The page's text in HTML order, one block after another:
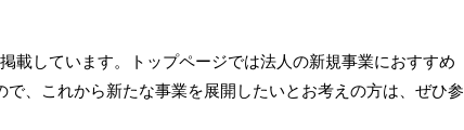
載しています。トップページでは法人の新規事業におすすめ
、これから新たな事業を展開したいとお考えの方は、ぜひ参